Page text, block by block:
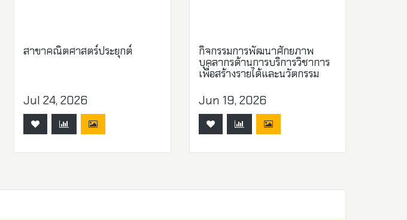
สาขาคณิตศาสตร์ประยุกต์
Jul 24, 2026
กิจกรรมการพัฒนาศักยภาพ
บุคลากรด้านการบริการวิชาการ
เพื่อสร้างรายได้และนวัตกรรม
Jun 19, 2026